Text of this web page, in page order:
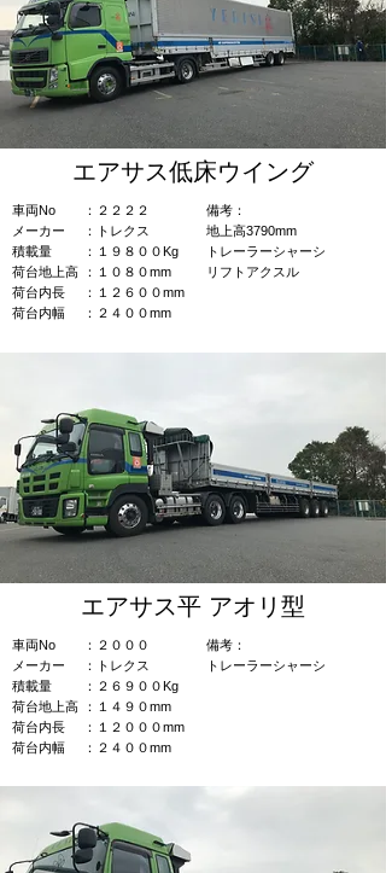
エアサス低床ウイング
：２２２２
​：トレクス
：１９８００Kg
：１０８０mm
：１２６００mm
：２４００mm
​備考：​
​地上高3790mm​​
​トレーラーシャーシ
​​リフトアクスル
車両No
​メーカー
積載量
荷台地上高
荷台内長
荷台内幅
エアサス平 アオリ型
：２０００
：トレクス
：２６９００Kg
：１４９０mm
：１２０００mm
：２４００mm
​備考：​
トレーラーシャーシ
車両No
​メーカー
積載量
荷台地上高
荷台内長
荷台内幅